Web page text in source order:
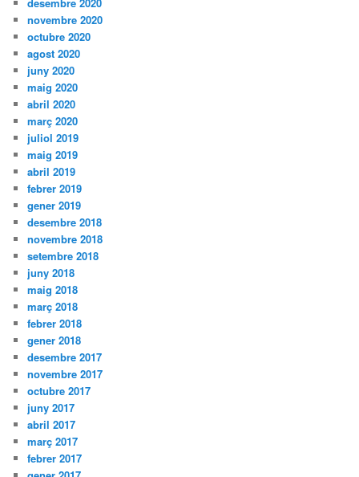
desembre 2020
novembre 2020
octubre 2020
agost 2020
juny 2020
maig 2020
abril 2020
març 2020
juliol 2019
maig 2019
abril 2019
febrer 2019
gener 2019
desembre 2018
novembre 2018
setembre 2018
juny 2018
maig 2018
març 2018
febrer 2018
gener 2018
desembre 2017
novembre 2017
octubre 2017
juny 2017
abril 2017
març 2017
febrer 2017